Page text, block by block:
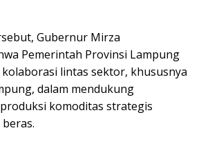
Gubernur Mirza
Pemerintah Provinsi Lampung
lintas sektor, khususnya
dalam mendukung
komoditas strategis